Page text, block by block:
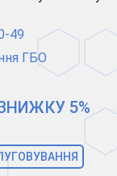
49
ГБО
5%